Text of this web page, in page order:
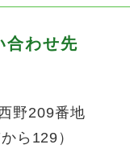
合わせ先
野209番地
ら129）